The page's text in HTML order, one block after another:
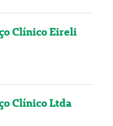
Clínico Eireli
Clínico Ltda